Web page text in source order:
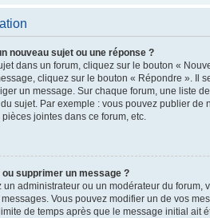
nouveau sujet ou une réponse ?
dans un forum, cliquez sur le bouton «
cliquez sur le bouton « Répondre ». Il
un message. Sur chaque forum, une liste
sujet. Par exemple : vous pouvez publier de
jointes dans ce forum, etc.
supprimer un message ?
administrateur ou un modérateur du forum,
Vous pouvez modifier un de vos
de temps après que le message initial ait